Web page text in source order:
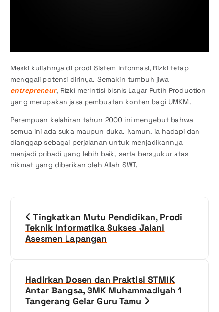
Meski kuliahnya di prodi Sistem Informasi, Rizki tetap
menggali potensi dirinya. Semakin tumbuh jiwa
entrepreneur, Rizki merintisi bisnis Layar Putih Production
yang merupakan jasa pembuatan konten bagi UMKM.
Perempuan kelahiran tahun 2000 ini menyebut bahwa
semua ini ada suka maupun duka. Namun, ia hadapi dan
dianggap sebagai perjalanan untuk menjadikannya
menjadi pribadi yang lebih baik, serta bersyukur atas
nikmat yang diberikan oleh Allah SWT.
Tingkatkan Mutu Pendidikan, Prodi
Teknik Informatika Sukses Jalani
Asesmen Lapangan
Hadirkan Dosen dan Praktisi STMIK
Antar Bangsa, SMK Muhammadiyah 1
Tangerang Gelar Guru Tamu